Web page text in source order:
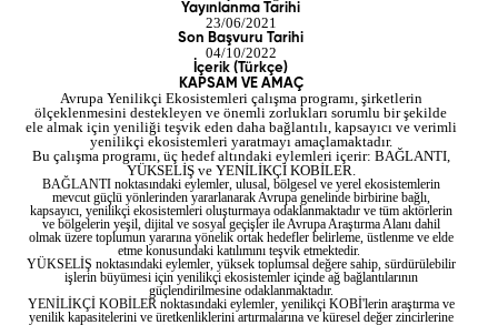
Yayınlanma Tarihi
23/06/2021
Son Başvuru Tarihi
04/10/2022
İçerik (Türkçe)
KAPSAM VE AMAÇ
Avrupa Yenilikçi Ekosistemleri çalışma programı, şirketlerin
ölçeklenmesini destekleyen ve önemli zorlukları sorumlu bir şekilde
ele almak için yeniliği teşvik eden daha bağlantılı, kapsayıcı ve verimli
yenilikçi ekosistemleri yaratmayı amaçlamaktadır.
Bu çalışma programı, üç hedef altındaki eylemleri içerir: BAĞLANTI,
YÜKSELİŞ ve YENİLİKÇİ KOBİLER.
BAĞLANTI noktasındaki eylemler, ulusal, bölgesel ve yerel ekosistemlerin
mevcut güçlü yönlerinden yararlanarak Avrupa genelinde birbirine bağlı,
kapsayıcı, yenilikçi ekosistemleri oluşturmaya odaklanmaktadır ve tüm aktörlerin
ve bölgelerin yeşil, dijital ve sosyal geçişler ile Avrupa Araştırma Alanı dahil
olmak üzere toplumun yararına yönelik ortak hedefler belirleme, üstlenme ve elde
etme konusundaki katılımını teşvik etmektedir.
YÜKSELİŞ noktasındaki eylemler, yüksek toplumsal değere sahip, sürdürülebilir
işlerin büyümesi için yenilikçi ekosistemler içinde ağ bağlantılarının
güçlendirilmesine odaklanmaktadır.
YENİLİKÇİ KOBİLER noktasındaki eylemler, yenilikçi KOBİ'lerin araştırma ve
yenilik kapasitelerini ve üretkenliklerini artırmalarına ve küresel değer zincirlerine